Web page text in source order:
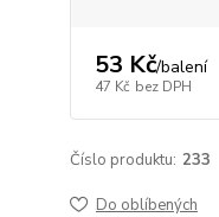
53 Kč/balení
47 Kč bez DPH
Číslo produktu: 233
Do oblíbených